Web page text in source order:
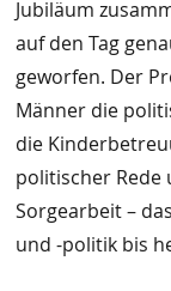
Jubiläum
auf den Tag
geworfen. Der
Männer die
die
politischer Rede
Sorgearbeit –
und -politik bis